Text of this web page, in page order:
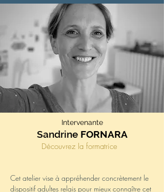
Intervenante
SandrineFORNARA
Découvrez la formatrice
Cet atelier vise à appréhender concrètement le
dispositif adultes relais pour mieux connaître cet